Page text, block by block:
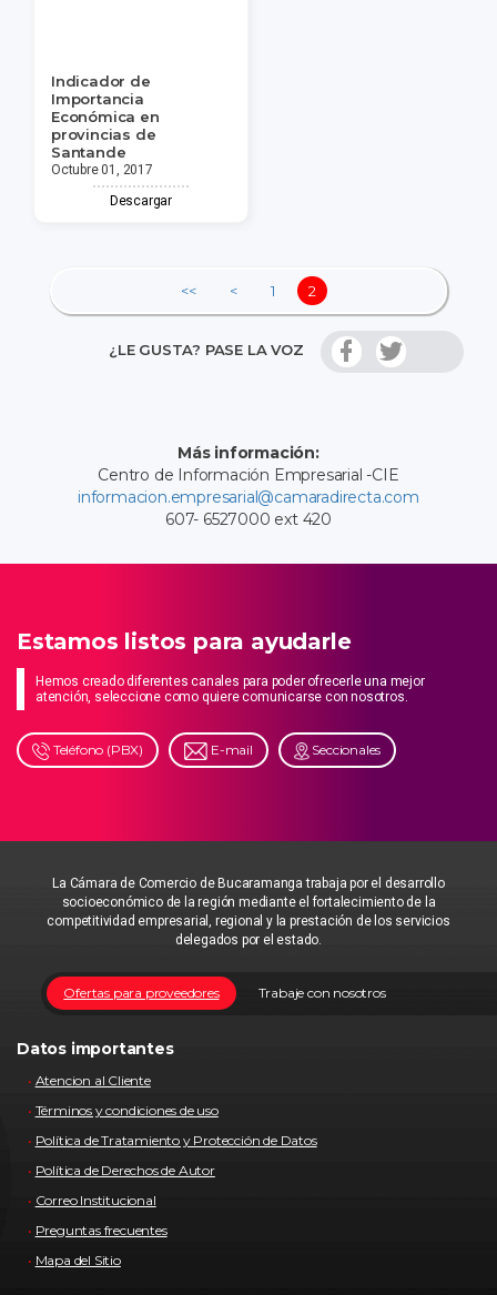
Indicador de
Importancia
Económica en
provincias de
Santande
Octubre 01, 2017
Descargar
<< < 1 2
¿LE GUSTA? PASE LA VOZ
Más información:
Centro de Información Empresarial -CIE
informacion.empresarial@camaradirecta.com
607- 6527000 ext 420
Estamos listos para ayudarle
Hemos creado diferentes canales para poder ofrecerle una mejor
atención, seleccione como quiere comunicarse con nosotros.
Teléfono (PBX) E-mail Seccionales
La Cámara de Comercio de Bucaramanga trabaja por el desarrollo
socioeconómico de la región mediante el fortalecimiento de la
competitividad empresarial, regional y la prestación de los servicios
delegados por el estado.
Trabaje con nosotros
Ofertas para proveedores
Datos importantes
Atencion al Cliente
Términos y condiciones de uso
Política de Tratamiento y Protección de Datos
Política de Derechos de Autor
Correo Institucional
Preguntas frecuentes
Mapa del Sitio